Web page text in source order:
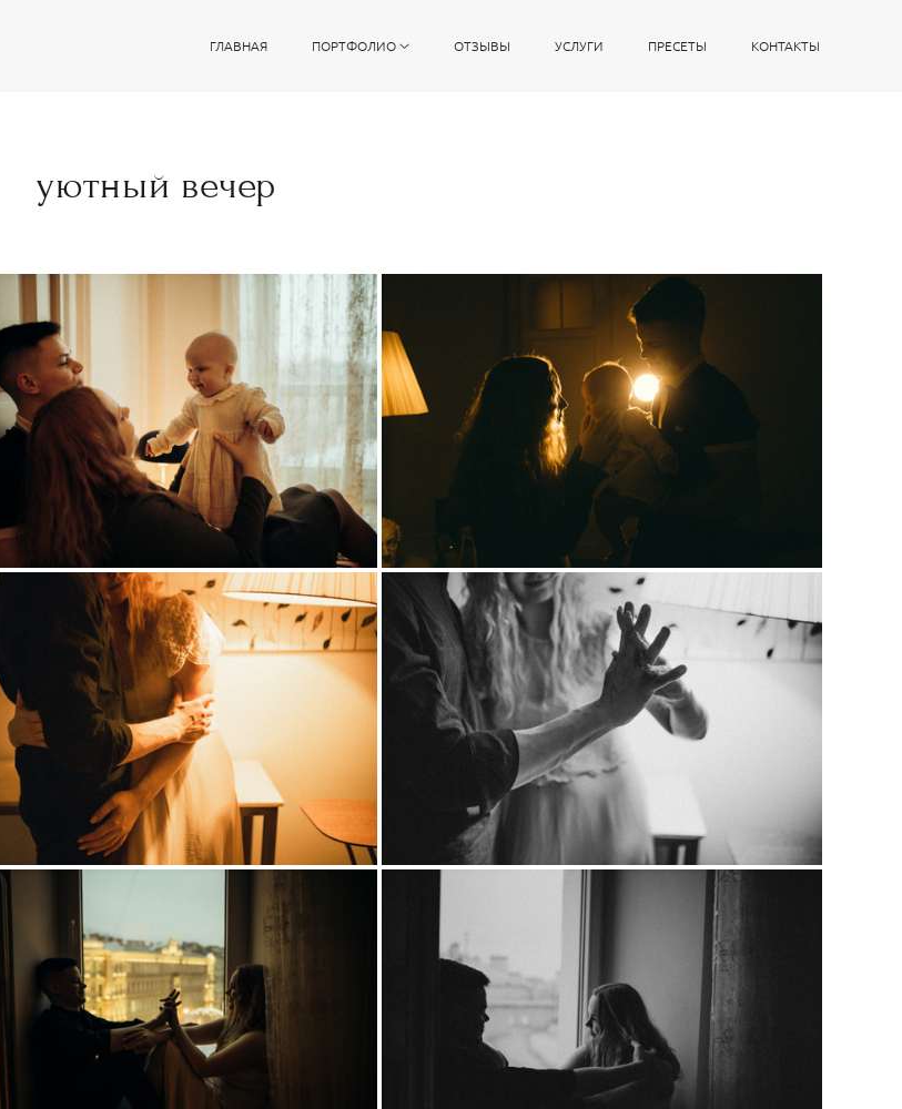
ГЛАВНАЯ ПОРТФОЛИО ОТЗЫВЫ УСЛУГИ ПРЕСЕТЫ КОНТАКТЫ
уютный вечер